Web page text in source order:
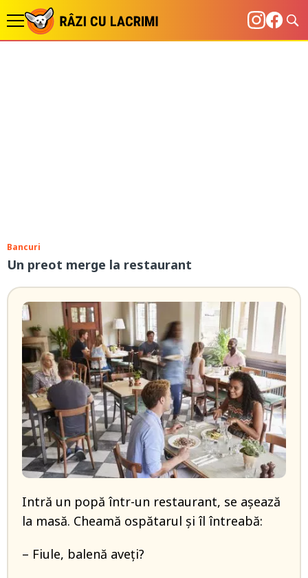
Bancuri
Un preot merge la restaurant
Intră un popă într-un restaurant, se așează
la masă. Cheamă ospătarul și îl întreabă:
– Fiule, balenă aveți?